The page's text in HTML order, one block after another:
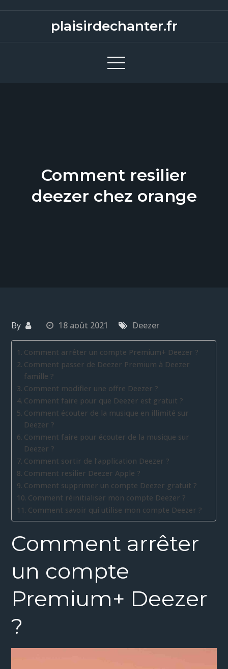
plaisirdechanter.fr
Comment resilier
deezer chez orange
By 18 août 2021 Deezer
Comment arrêter un compte Premium+ Deezer ?
Comment passer de Deezer Premium à Deezer
famille ?
Comment modifier une offre Deezer ?
Comment faire pour que Deezer est gratuit ?
Comment écouter de la musique en illimité sur
Deezer ?
Comment faire pour écouter de la musique sur
Deezer ?
Comment sortir de l’application Deezer ?
Comment resilier Deezer Apple ?
Comment supprimer un compte Deezer gratuit ?
Comment réinitialiser mon compte Deezer ?
Comment savoir qui utilise mon compte Deezer ?
Comment arrêter
un compte
Premium+ Deezer
?